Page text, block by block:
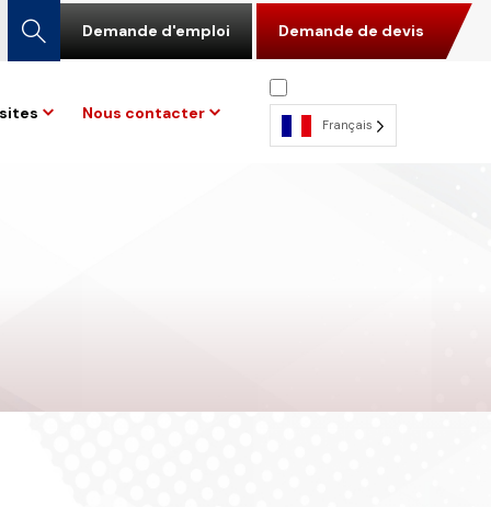
Demande d'emploi Demande de devis
Nous contacter
Français